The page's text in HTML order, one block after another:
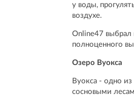
у воды,
воздухе.
Online47 выбрал
полноценного
Озеро Вуокса
Вуокса - одно
сосновыми